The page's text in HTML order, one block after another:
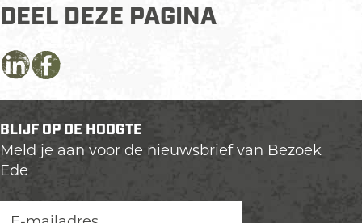
DEEL DEZE PAGINA
D
l
d
e
e
D
l
d
e
l
d
e
BLIJF OP DE HOOGTE
Meld je aan voor de nieuwsbrief van Bezoek
Ede